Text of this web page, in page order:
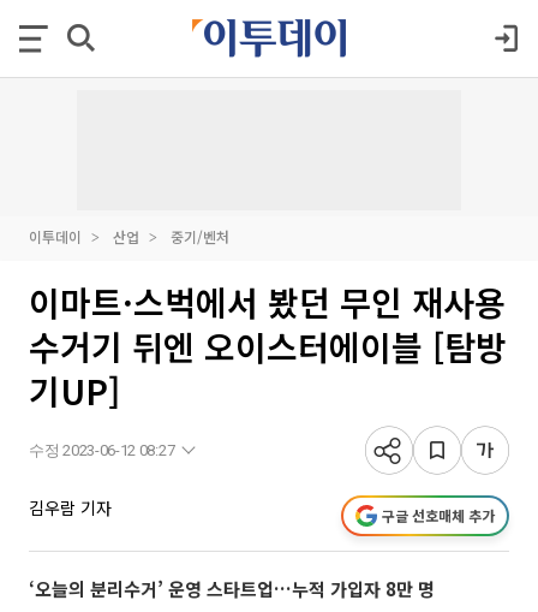
이투데이 산업 중기/벤처
이마트·스벅에서 봤던 무인 재사용
수거기 뒤엔 오이스터에이블 [탐방
기UP]
수정 2023-06-12 08:27
김우람 기자 구글 선호매체 추가
‘오늘의 분리수거’ 운영 스타트업…누적 가입자 8만 명